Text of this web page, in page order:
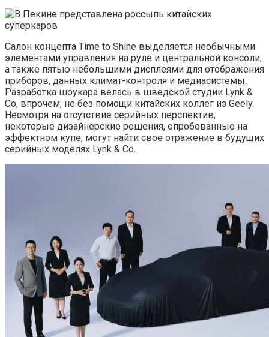
Салон концепта Time to Shine выделяется необычными
элементами управления на руле и центральной консоли,
а также пятью небольшими дисплеями для отображения
приборов, данных климат-контроля и медиасистемы.
Разработка шоукара велась в шведской студии Lynk &
Co, впрочем, не без помощи китайских коллег из Geely.
Несмотря на отсутствие серийных перспектив,
некоторые дизайнерские решения, опробованные на
эффектном купе, могут найти свое отражение в будущих
серийных моделях Lynk & Co.